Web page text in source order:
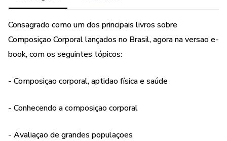
Consagrado como um dos principais livros sobre
Composiçao Corporal lançados no Brasil, agora na versao e-
book, com os seguintes tópicos:
- Composiçao corporal, aptidao física e saúde
- Conhecendo a composiçao corporal
- Avaliaçao de grandes populaçoes